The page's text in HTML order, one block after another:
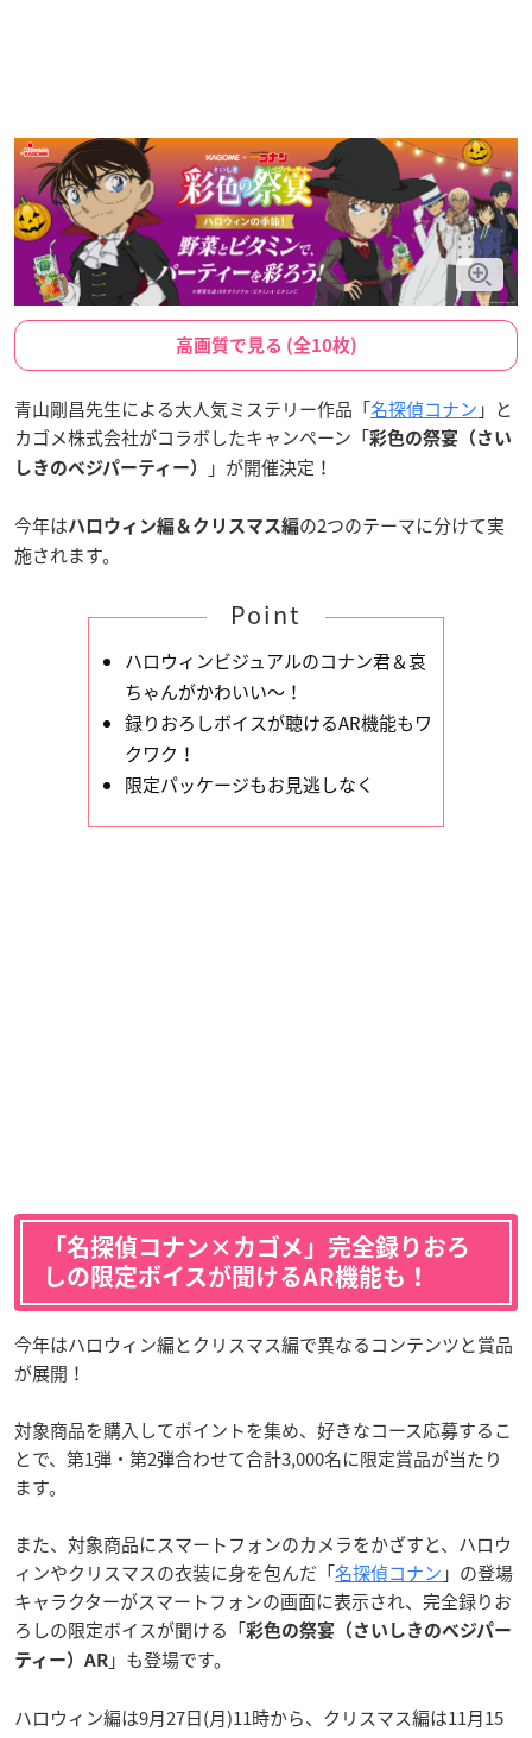
高画質で見る (全10枚)
青山剛昌先生による大人気ミステリー作品「名探偵コナン 」と
カゴメ株式会社がコラボしたキャンペーン「彩色の祭宴（さい
しきのベジパーティー）
」が開催決定！
今年はハロウィン編＆クリスマス編の2つのテーマに分けて実
施されます。
Point
ハロウィンビジュアルのコナン君＆哀
ちゃんがかわいい〜！
録りおろしボイスが聴けるAR機能もワ
クワク！
限定パッケージもお見逃しなく
「名探偵コナン×カゴメ」完全録りおろ
しの限定ボイスが聞けるAR機能も！
今年はハロウィン編とクリスマス編で異なるコンテンツと賞品
が展開！
対象商品を購入してポイントを集め、好きなコース応募するこ
とで、第1弾・第2弾合わせて合計3,000名に限定賞品が当たり
ます。
また、対象商品にスマートフォンのカメラをかざすと、ハロウ
ィンやクリスマスの衣装に身を包んだ「名探偵コナン 」の登場
キャラクターがスマートフォンの画面に表示され、完全録りお
ろしの限定ボイスが聞ける「彩色の祭宴（さいしきのベジパー
ティー）AR 」も登場です。
ハロウィン編は9月27日(月)11時から、クリスマス編は11月15